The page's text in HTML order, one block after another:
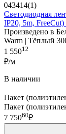
043414(1)
Светодиодная
IP20, 5m,
Произведено в
Warm | Тёплый
1 55012
₽/м
В наличии
Пакет
Пакет
7 75060₽